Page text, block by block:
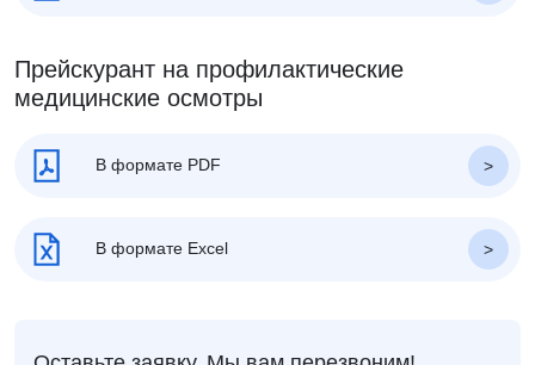
Прейскурант на профилактические
медицинские осмотры
В формате PDF
В формате Excel